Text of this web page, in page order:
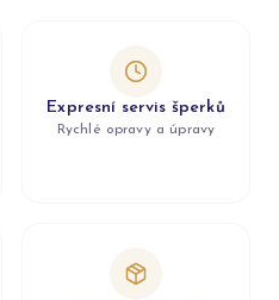
Expresní servis šperků
Rychlé opravy a úpravy